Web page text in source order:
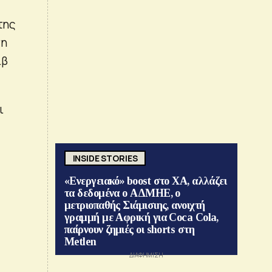
INSIDE STORIES
«Ενεργειακό» boost στο ΧΑ, αλλάζει
τα δεδομένα ο ΑΔΜΗΕ, ο
μετριοπαθής Σιάμισιης, ανοιχτή
γραμμή με Αφρική για Coca Cola,
παίρνουν ζημιές οι shorts στη
Metlen